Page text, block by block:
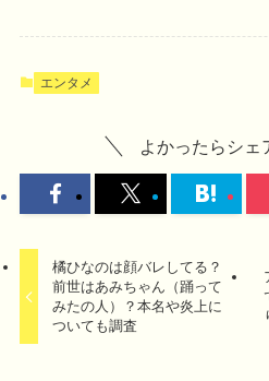
エンタメ
よかったらシェ
橘ひなのは顔バレしてる？
前世はあみちゃん（踊って
みたの人）？本名や炎上に
ついても調査